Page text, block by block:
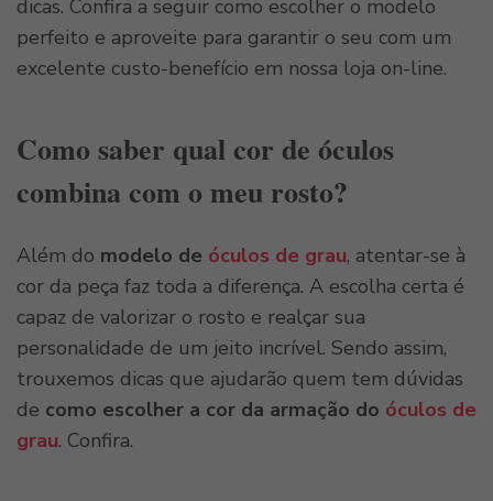
dicas. Confira a seguir como escolher o modelo
perfeito e aproveite para garantir o seu com um
excelente custo-benefício em nossa loja on-line.
Como saber qual cor de óculos
combina com o meu rosto?
Além do modelo de óculos de grau, atentar-se à
cor da peça faz toda a diferença. A escolha certa é
capaz de valorizar o rosto e realçar sua
personalidade de um jeito incrível. Sendo assim,
trouxemos dicas que ajudarão quem tem dúvidas
de como escolher a cor da armação do óculos de
grau. Confira.